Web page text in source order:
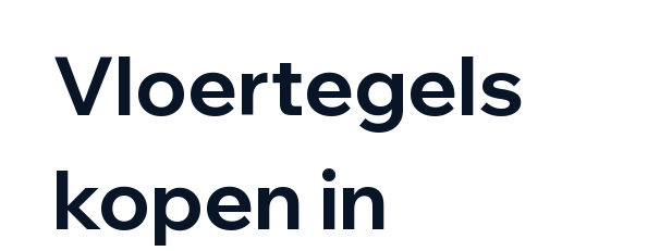
Vloertegels
kopen in